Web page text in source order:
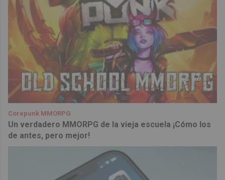
Corepunk MMORPG
Un verdadero MMORPG de la vieja escuela ¡Cómo los
de antes, pero mejor!